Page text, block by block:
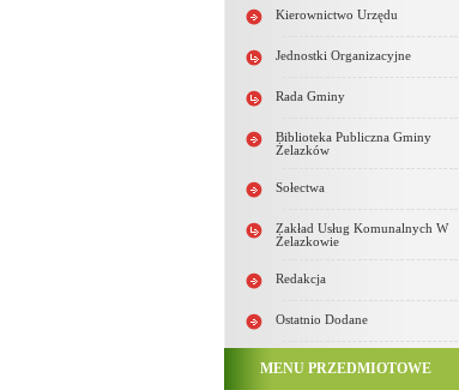
Kierownictwo Urzędu
Jednostki Organizacyjne
Rada Gminy
Biblioteka Publiczna Gminy
Żelazków
Sołectwa
Zakład Usług Komunalnych W
Żelazkowie
Redakcja
Ostatnio Dodane
MENU PRZEDMIOTOWE